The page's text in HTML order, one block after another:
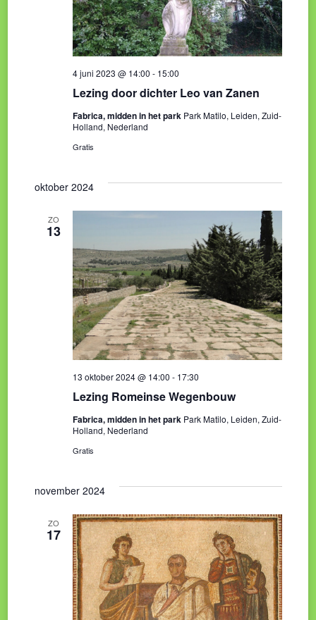
Lezing door dichter Leo van Zanen
4 juni 2023 @ 14:00 - 15:00
Fabrica, midden in het park Park Matilo, Leiden, Zuid-
Holland, Nederland
Gratis
oktober 2024
ZO
13
Lezing Romeinse Wegenbouw
13 oktober 2024 @ 14:00 - 17:30
Fabrica, midden in het park Park Matilo, Leiden, Zuid-
Holland, Nederland
Gratis
november 2024
ZO
17